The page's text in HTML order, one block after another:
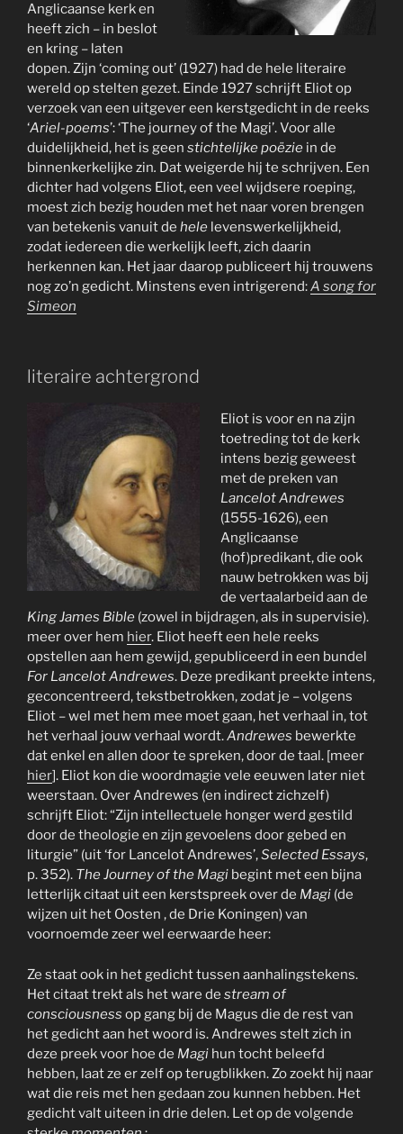
Anglicaanse kerk en
heeft zich – in beslot
en kring – laten
dopen. Zijn ‘coming out’ (1927) had de hele literaire
wereld op stelten gezet. Einde 1927 schrijft Eliot op
verzoek van een uitgever een kerstgedicht in de reeks
‘Ariel-poems’: ‘The journey of the Magi’. Voor alle
duidelijkheid, het is geen stichtelijke poëzie in de
binnenkerkelijke zin. Dat weigerde hij te schrijven. Een
dichter had volgens Eliot, een veel wijdsere roeping,
moest zich bezig houden met het naar voren brengen
van betekenis vanuit de hele levenswerkelijkheid,
zodat iedereen die werkelijk leeft, zich daarin
herkennen kan. Het jaar daarop publiceert hij trouwens
nog zo’n gedicht. Minstens even intrigerend:A song for
Simeon
literaire achtergrond
Eliot is voor en na zijn
toetreding tot de kerk
intens bezig geweest
met de preken van
Lancelot Andrewes
(1555-1626), een
Anglicaanse
(hof)predikant, die ook
nauw betrokken was bij
de vertaalarbeid aan de
King James Bible (zowel in bijdragen, als in supervisie).
meer over hem hier. Eliot heeft een hele reeks
opstellen aan hem gewijd, gepubliceerd in een bundel
For Lancelot Andrewes. Deze predikant preekte intens,
geconcentreerd, tekstbetrokken, zodat je – volgens
Eliot – wel met hem mee moet gaan, het verhaal in, tot
het verhaal jouw verhaal wordt.Andrewes bewerkte
dat enkel en allen door te spreken, door de taal. [meer
hier]. Eliot kon die woordmagie vele eeuwen later niet
weerstaan. Over Andrewes (en indirect zichzelf)
schrijft Eliot: “Zijn intellectuele honger werd gestild
door de theologie en zijn gevoelens door gebed en
liturgie” (uit ‘for Lancelot Andrewes’,Selected Essays,
p. 352). The Journey of the Magi begint met een bijna
letterlijk citaat uit een kerstspreek over de Magi (de
wijzen uit het Oosten , de Drie Koningen) van
voornoemde zeer wel eerwaarde heer:
Ze staat ook in het gedicht tussen aanhalingstekens.
Het citaat trekt als het ware de stream of
consciousness op gang bij de Magus die de rest van
het gedicht aan het woord is. Andrewes stelt zich in
deze preek voor hoe de Magi hun tocht beleefd
hebben, laat ze er zelf op terugblikken. Zo zoekt hij naar
wat die reis met hen gedaan zou kunnen hebben. Het
gedicht valt uiteen in drie delen. Let op de volgende